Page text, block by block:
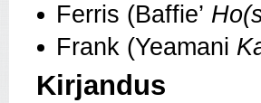
Ferris (Baffie’
Frank (Yeamani
Kirjandus